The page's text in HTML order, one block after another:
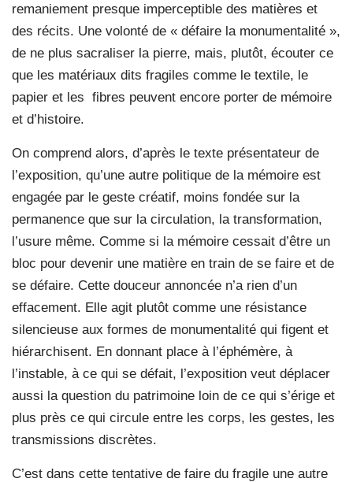
remaniement presque imperceptible des matières et
des récits. Une volonté de « défaire la monumentalité »,
de ne plus sacraliser la pierre, mais, plutôt, écouter ce
que les matériaux dits fragiles comme le textile, le
papier et les fibres peuvent encore porter de mémoire
et d’histoire.
On comprend alors, d’après le texte présentateur de
l’exposition, qu’une autre politique de la mémoire est
engagée par le geste créatif, moins fondée sur la
permanence que sur la circulation, la transformation,
l’usure même. Comme si la mémoire cessait d’être un
bloc pour devenir une matière en train de se faire et de
se défaire. Cette douceur annoncée n’a rien d’un
effacement. Elle agit plutôt comme une résistance
silencieuse aux formes de monumentalité qui figent et
hiérarchisent. En donnant place à l’éphémère, à
l’instable, à ce qui se défait, l’exposition veut déplacer
aussi la question du patrimoine loin de ce qui s’érige et
plus près ce qui circule entre les corps, les gestes, les
transmissions discrètes.
C’est dans cette tentative de faire du fragile une autre